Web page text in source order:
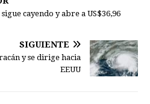
cayendo y abre a US$36,96
SIGUIENTE
y se dirige hacia
EEUU